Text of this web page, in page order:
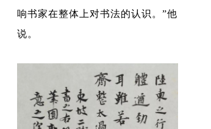
响书家在整体上对书法的认识。 ”他
说。